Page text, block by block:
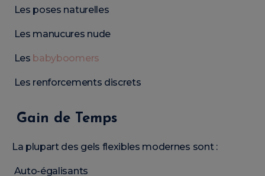
Les poses naturelles
Les manucures nude
Les babyboomers
Les renforcements discrets
Gain de Temps
La plupart des gels flexibles modernes sont :
Auto-égalisants